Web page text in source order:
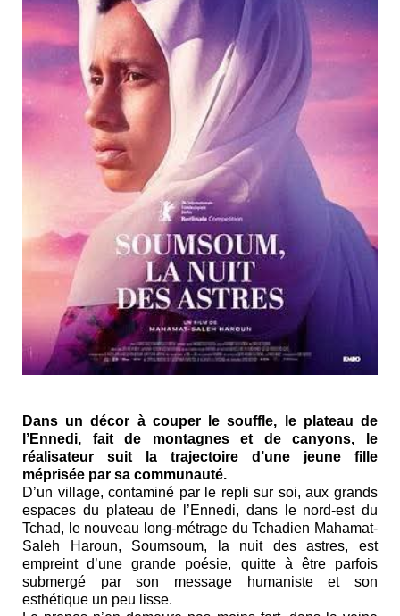
Dans un décor à couper le souffle, le plateau de
l’Ennedi, fait de montagnes et de canyons, le
réalisateur suit la trajectoire d’une jeune fille
méprisée par sa communauté.
D’un village, contaminé par le repli sur soi, aux grands
espaces du plateau de l’Ennedi, dans le nord-est du
Tchad, le nouveau long-métrage du Tchadien Mahamat-
Saleh Haroun, Soumsoum, la nuit des astres, est
empreint d’une grande poésie, quitte à être parfois
submergé par son message humaniste et son
esthétique un peu lisse.